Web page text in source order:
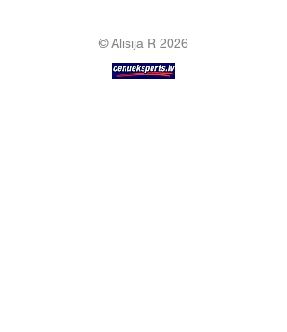
© Alisija R 2026